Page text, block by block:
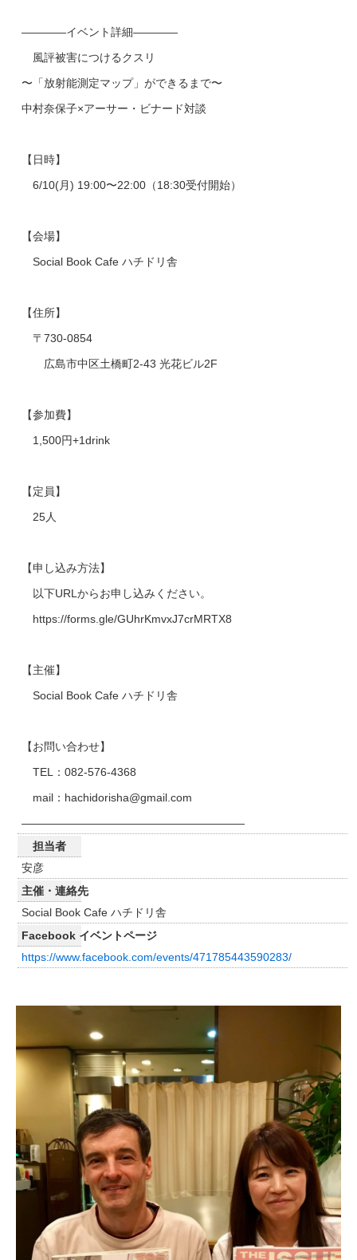
————イベント詳細————
風評被害につけるクスリ
〜「放射能測定マップ」ができるまで〜
中村奈保子×アーサー・ビナード対談
【日時】
6/10(月) 19:00〜22:00（18:30受付開始）
【会場】
Social Book Cafe ハチドリ舎
【住所】
〒730-0854
広島市中区土橋町2-43 光花ビル2F
【参加費】
1,500円+1drink
【定員】
25人
【申し込み方法】
以下URLからお申し込みください。
https://forms.gle/GUhrKmvxJ7crMRTX8
【主催】
Social Book Cafe ハチドリ舎
【お問い合わせ】
TEL：082-576-4368
mail：hachidorisha@gmail.com
————————————————————
担当者
安彦
主催・連絡先
Social Book Cafe ハチドリ舎
Facebook イベントページ
https://www.facebook.com/events/471785443590283/